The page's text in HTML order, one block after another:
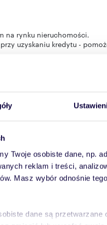
Twoje osobiste dane, np.
reklam i treści,
Masz wybór odnośnie
dane są przetwarzane
na rynku nieruchomości.
uzyskaniu kredytu -
stanu prawnego,
aż do momentu otrzymania
nieruchomości.
pozbawioną ryzyka.
Cywilnego lecz ma